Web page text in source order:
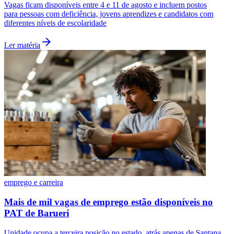
Vagas ficam disponíveis entre 4 e 11 de agosto e incluem postos
para pessoas com deficiência, jovens aprendizes e candidatos com
diferentes níveis de escolaridade
Ler matéria
emprego e carreira
Mais de mil vagas de emprego estão disponíveis no
PAT de Barueri